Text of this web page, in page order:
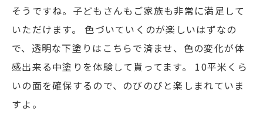
そうですね。子どもさんもご家族も非常に満足して
いただけます。 色づいていくのが楽しいはずなの
で、透明な下塗りはこちらで済ませ、色の変化が体
感出来る中塗りを体験して貰ってます。 10平米くら
いの面を確保するので、のびのびと楽しまれていま
すよ。